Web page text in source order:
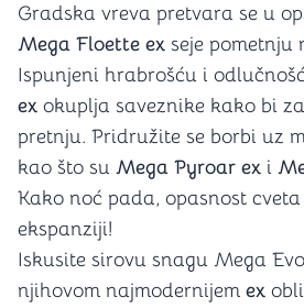
Gradska vreva pretvara se u
Mega Floette ex seje pometnju
Ispunjeni hrabrošću i
ex okuplja saveznike kako bi
pretnju. Pridružite se borbi uz
kao što su Mega Pyroar ex i
Kako noć pada, opasnost
ekspanziji!
Iskusite sirovu snagu Mega
njihovom najmodernijem ex